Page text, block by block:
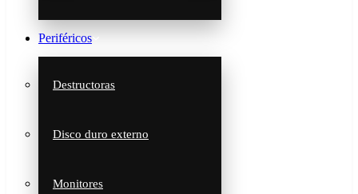
Periféricos
Destructoras
Disco duro externo
Monitores